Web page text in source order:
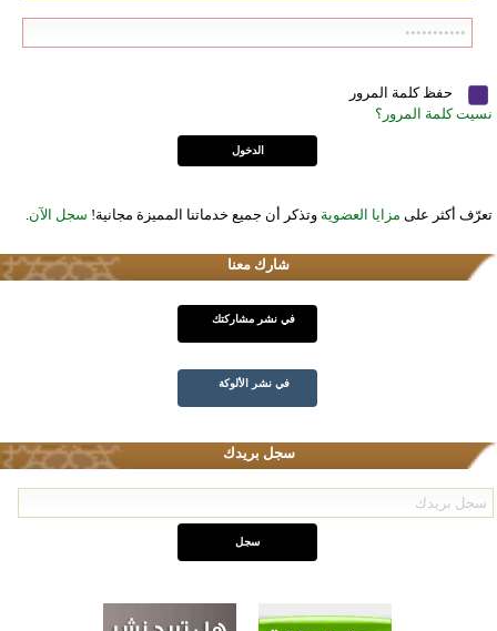
حفظ كلمة المرور
نسيت كلمة المرور؟
تعرّف أكثر على مزايا العضوية وتذكر أن جميع خدماتنا المميزة مجانية! سجل الآن
شارك معنا
في نشر مشاركتك
في نشر الألوكة
سجل بريدك